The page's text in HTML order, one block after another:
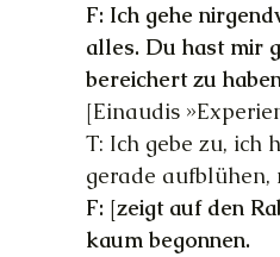
F: Ich gehe
alles. Du hast mir
bereichert zu
[Einaudis
T: Ich gebe zu, ich
gerade aufblühen,
F: [zeigt auf den
kaum begonnen.